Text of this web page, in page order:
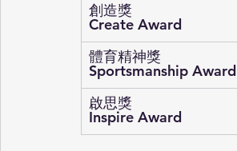
創造獎
Create Award
體育精神獎
Sportsmanship Award
啟思獎
Inspire Award